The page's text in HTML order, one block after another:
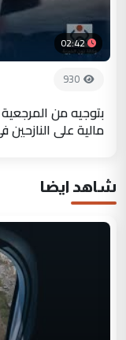
02:42
930
بتوجيه من المرجعية
مالية على النازحين
شاهد ايضا